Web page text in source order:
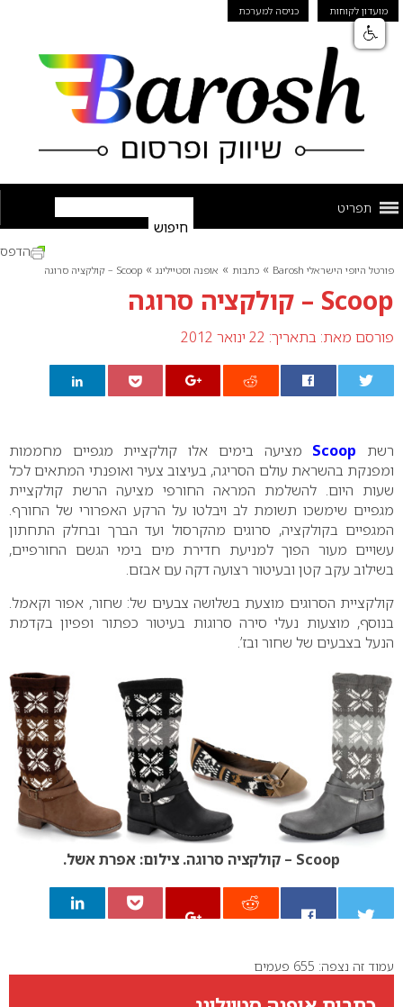
מועדון לקוחות כניסה למערכת
תפריט
פורטל היופי הישראלי Barosh » כתבות » אופנה וסטיילינג » Scoop – קולקציה סרוגה
Scoop – קולקציה סרוגה
פורסם מאת: בתאריך: 22 ינואר 2012
הדפס
רשת Scoop מציעה בימים אלו קולקציית מגפיים מחממות
ומפנקת בהשראת עולם הסריגה, בעיצוב צעיר ואופנתי המתאים לכל
שעות היום. להשלמת המראה החורפי מציעה הרשת קולקציית
מגפיים שימשכו תשומת לב ויבלטו על הרקע האפרורי של החורף.
המגפיים בקולקציה, סרוגים מהקרסול ועד הברך ובחלק התחתון
עשויים מעור הפוך למניעת חדירת מים בימי הגשם החורפיים,
בשילוב עקב קטן ובעיטור רצועה דקה עם אבזם.
קולקציית הסרוגים מוצעת בשלושה צבעים של: שחור, אפור וקאמל.
בנוסף, מוצעות נעלי סירה סרוגות בעיטור כפתור ופפיון בקדמת
הנעל בצבעים של שחור ובז’.
Scoop – קולקציה סרוגה. צילום: אפרת אשל.
0
עמוד זה נצפה: 655 פעמים